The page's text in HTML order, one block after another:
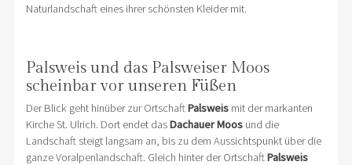
Naturlandschaft eines ihrer schönsten Kleider mit.
Palsweis und das Palsweiser Moos
scheinbar vor unseren Füßen
Der Blick geht hinüber zur OrtschaftPalsweismit der markanten
Kirche St. Ulrich. Dort endet dasDachauer Moosund die
Landschaft steigt langsam an, bis zu dem Aussichtspunkt über die
ganze Voralpenlandschaft. Gleich hinter der OrtschaftPalsweis